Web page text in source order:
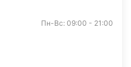
Пн-Вс: 09:00 - 21:00